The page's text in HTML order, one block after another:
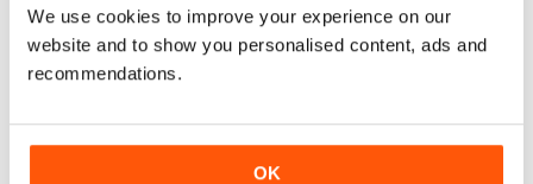
We use cookies to improve your experience on our
website and to show you personalised content, ads and
recommendations.
OK
World
Leggi ora
SPECIAL EDITIONS Visualizza tutti